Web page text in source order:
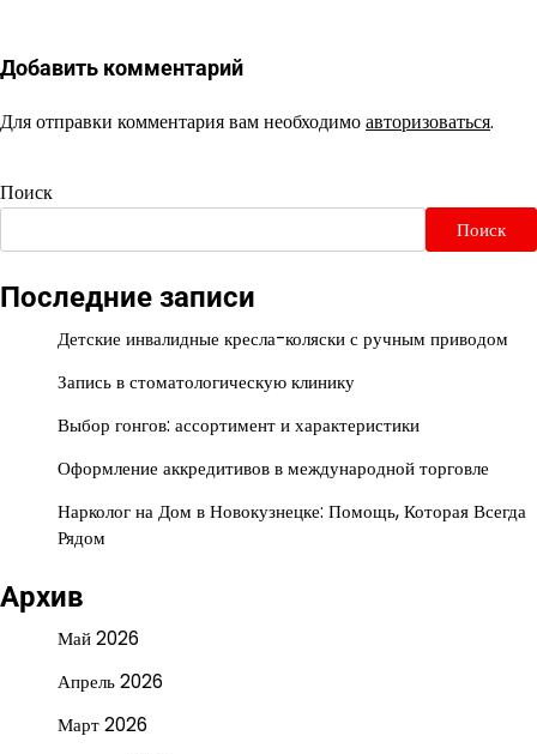
Добавить комментарий
Для отправки комментария вам необходимоавторизоваться.
Поиск
Поиск
Последние записи
Детские инвалидные кресла-коляски с ручным приводом
Запись в стоматологическую клинику
Выбор гонгов: ассортимент и характеристики
Оформление аккредитивов в международной торговле
Нарколог на Дом в Новокузнецке: Помощь, Которая Всегда
Рядом
Архив
Май 2026
Апрель 2026
Март 2026